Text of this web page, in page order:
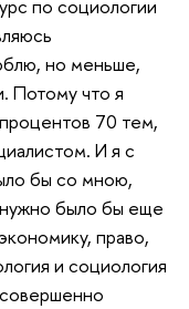
по социологии
но меньше,
Потому что я
70 тем,
И я с
бы со мною,
было бы еще
право,
и социология